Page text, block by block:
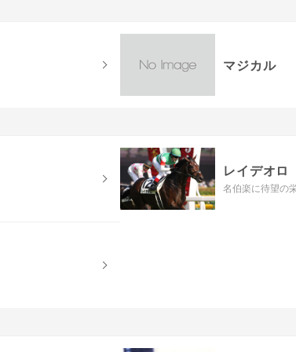
マジカル
レイデオロ
名伯楽に待望の